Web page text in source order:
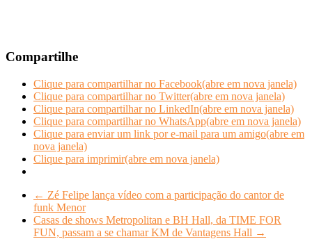
Compartilhe
Clique para compartilhar no Facebook(abre em nova janela)
Clique para compartilhar no Twitter(abre em nova janela)
Clique para compartilhar no LinkedIn(abre em nova janela)
Clique para compartilhar no WhatsApp(abre em nova janela)
Clique para enviar um link por e-mail para um amigo(abre em
nova janela)
Clique para imprimir(abre em nova janela)
← Zé Felipe lança vídeo com a participação do cantor de
funk Menor
Casas de shows Metropolitan e BH Hall, da TIME FOR
FUN, passam a se chamar KM de Vantagens Hall →